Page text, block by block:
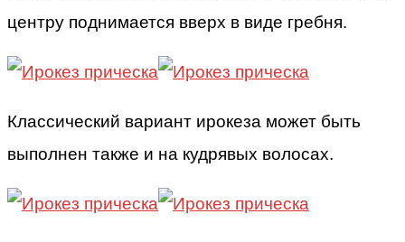
центру поднимается вверх в виде гребня.
Классический вариант ирокеза может быть
выполнен также и на кудрявых волосах.